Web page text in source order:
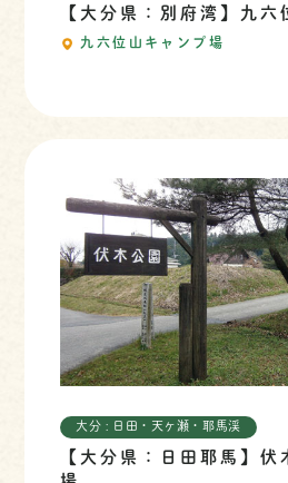
【大分県：別府湾】九六
九六位山キャンプ場
大分 : 日田・天ヶ瀬・耶馬渓
【大分県：日田耶馬】伏